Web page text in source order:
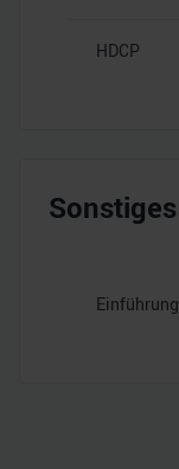
HDCP
Sonstiges
Einführung